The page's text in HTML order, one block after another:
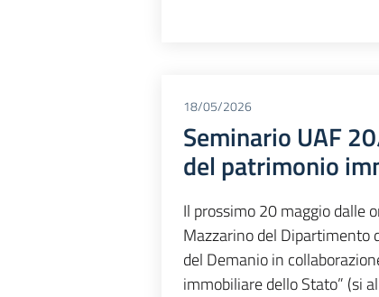
18/05/2026
Seminario UAF
del patrimonio
Il prossimo 20 maggio dalle
Mazzarino del Dipartimento
del Demanio in
immobiliare dello Stato” (si